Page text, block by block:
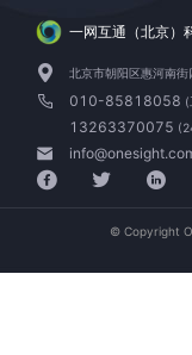
一网互通（北京）
北京市朝阳区惠河南
010-85818058 (
13263370075
© Copyright